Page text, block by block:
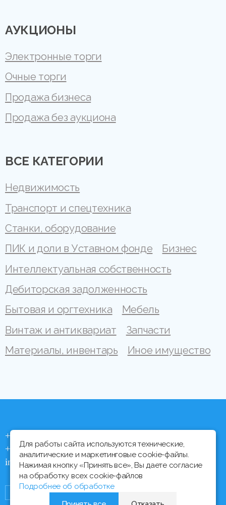
АУКЦИОНЫ
Электронные торги
Очные торги
Продажа бизнеса
Продажа без аукциона
ВСЕ КАТЕГОРИИ
Недвижимость
Транспорт и спецтехника
Станки, оборудование
ПИК и доли в Уставном фонде
Бизнес
Интеллектуальная собственность
Дебиторская задолженность
Бытовая и оргтехника
Мебель
Винтаж и антиквариат
Запчасти
Материалы, инвентарь
Иное имущество
+375 (44) 704 92 06
+375 (17) 373 21 33
info@ipmtorgi.by
Для работы сайта используются технические,
аналитические и маркетинговые cookie-файлы.
Нажимая кнопку «Принять все», Вы даете согласие
на обработку всех cookie-файлов
Подробнее об обработке